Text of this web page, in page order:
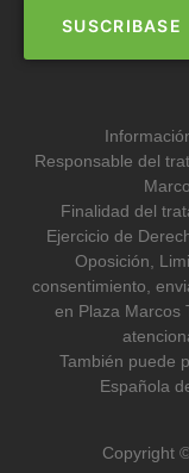
Responsable del
Finalidad del
Ejercicio de
Oposición,
consentimiento,
en Plaza Marcos
También puede
Española
Copyright